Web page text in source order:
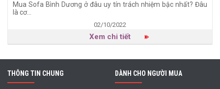
Mua Sofa Bình Dương ở đâu uy tín trách nhiệm bậc nhất? Đâu
là cơ...
02/10/2022
Xem chi tiết
THÔNG TIN CHUNG DÀNH CHO NGƯỜI MUA